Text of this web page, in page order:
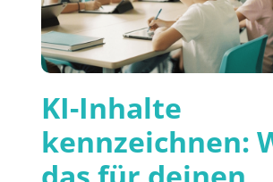
KI-Inhalte
kennzeichnen: